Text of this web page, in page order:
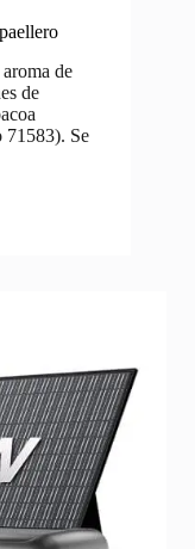
de
de
71583). Se